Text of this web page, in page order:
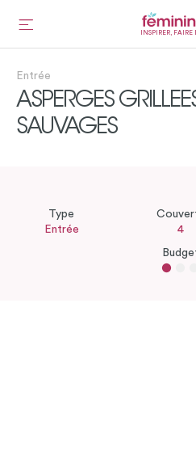
INSPIRER, FAIRE
Entrée
ASPERGES
SAUVAGES
Type
Entrée
4